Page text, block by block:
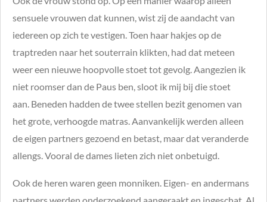
sensuele vrouwen dat kunnen, wist zij de aandacht van
iedereen op zich te vestigen. Toen haar hakjes op de
traptreden naar het souterrain klikten, had dat meteen
weer een nieuwe hoopvolle stoet tot gevolg. Aangezien ik
niet roomser dan de Paus ben, sloot ik mij bij die stoet
aan. Beneden hadden de twee stellen bezit genomen van
het grote, verhoogde matras. Aanvankelijk werden alleen
de eigen partners gezoend en betast, maar dat veranderde
allengs. Vooral de dames lieten zich niet onbetuigd.
Ook de heren waren geen monniken. Eigen- en andermans